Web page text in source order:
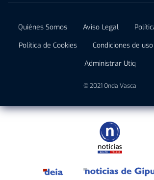
Quiénes Somos Aviso Legal
Política de Cookies
Condiciones de
Administrar Utiq
© 2021 Onda Vasca